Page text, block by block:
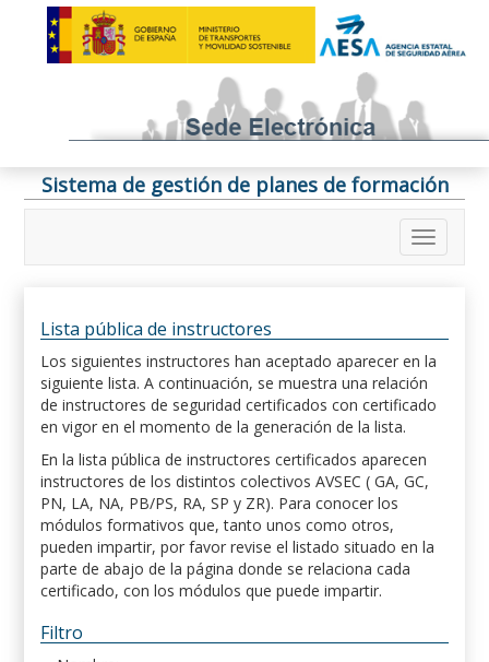
Sistema de gestión de planes de formación
Lista pública de instructores
Los siguientes instructores han aceptado aparecer en la
siguiente lista. A continuación, se muestra una relación
de instructores de seguridad certificados con certificado
en vigor en el momento de la generación de la lista.
En la lista pública de instructores certificados aparecen
instructores de los distintos colectivos AVSEC ( GA, GC,
PN, LA, NA, PB/PS, RA, SP y ZR). Para conocer los
módulos formativos que, tanto unos como otros,
pueden impartir, por favor revise el listado situado en la
parte de abajo de la página donde se relaciona cada
certificado, con los módulos que puede impartir.
Filtro